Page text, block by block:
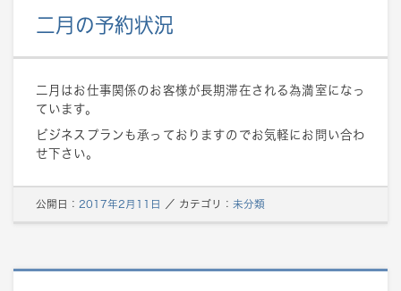
二月の予約状況
二月はお仕事関係のお客様が長期滞在される為満室になっ
ています。
ビジネスプランも承っておりますのでお気軽にお問い合わ
せ下さい。
公開日： 2017年2月11日 ／ カテゴリ： 未分類